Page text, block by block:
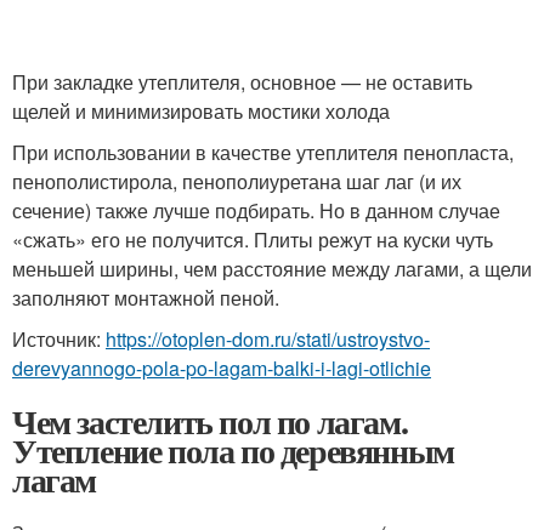
При закладке утеплителя, основное — не оставить
щелей и минимизировать мостики холода
При использовании в качестве утеплителя пенопласта,
пенополистирола, пенополиуретана шаг лаг (и их
сечение) также лучше подбирать. Но в данном случае
«сжать» его не получится. Плиты режут на куски чуть
меньшей ширины, чем расстояние между лагами, а щели
заполняют монтажной пеной.
Источник: https://otoplen-dom.ru/stati/ustroystvo-
derevyannogo-pola-po-lagam-balki-i-lagi-otlichie
Чем застелить пол по лагам.
Утепление пола по деревянным
лагам